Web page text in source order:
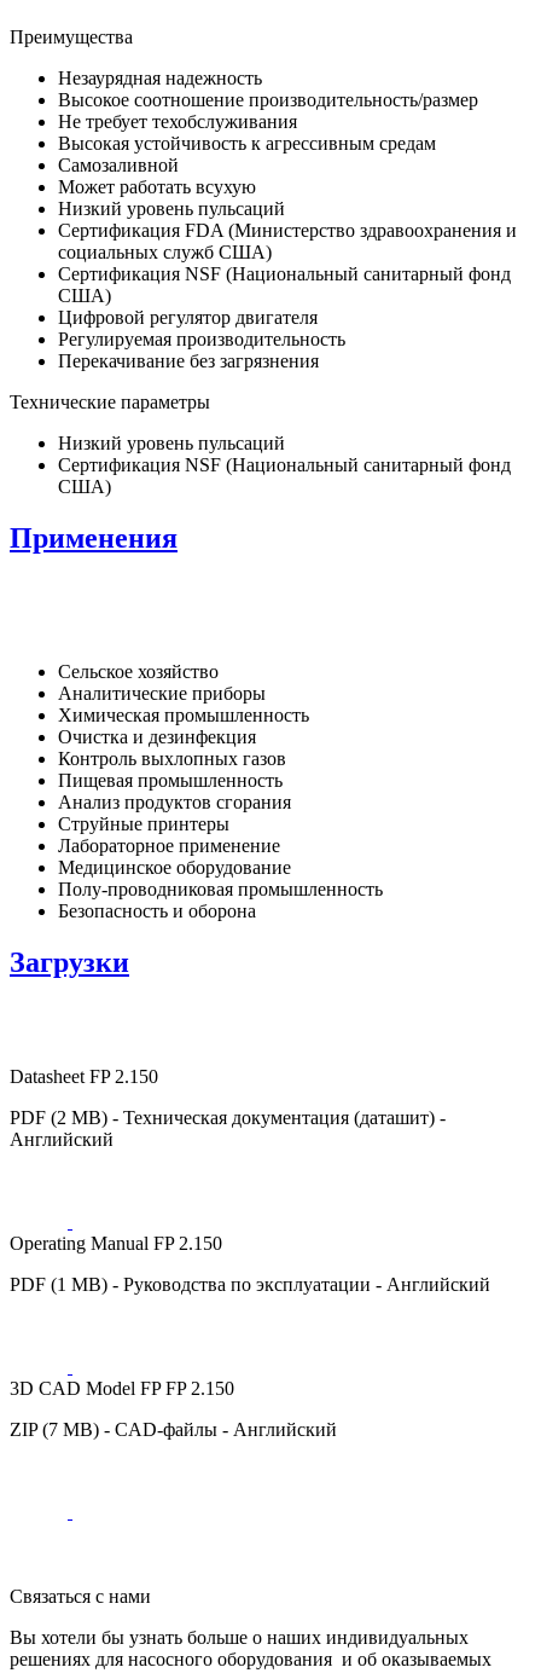
Преимущества
Незаурядная надежность
Высокое соотношение производительность/размер
Не требует техобслуживания
Высокая устойчивость к агрессивным средам
Самозаливной
Может работать всухую
Низкий уровень пульсаций
Сертификация FDA (Министерство здравоохранения и
социальных служб США)
Сертификация NSF (Национальный санитарный фонд
США)
Цифровой регулятор двигателя
Регулируемая производительность
Перекачивание без загрязнения
Технические параметры
Низкий уровень пульсаций
Сертификация NSF (Национальный санитарный фонд
США)
Применения
Сельское хозяйство
Аналитические приборы
Химическая промышленность
Очистка и дезинфекция
Контроль выхлопных газов
Пищевая промышленность
Анализ продуктов сгорания
Струйные принтеры
Лабораторное применение
Медицинское оборудование
Полу-проводниковая промышленность
Безопасность и оборона
Загрузки
Datasheet FP 2.150
PDF (2 MB) - Техническая документация (даташит) -
Английский
Operating Manual FP 2.150
PDF (1 MB) - Руководства по эксплуатации - Английский
3D CAD Model FP FP 2.150
ZIP (7 MB) - CAD-файлы - Английский
Связаться с нами
Вы хотели бы узнать больше о наших индивидуальных
решениях для насосного оборудования и об оказываемых